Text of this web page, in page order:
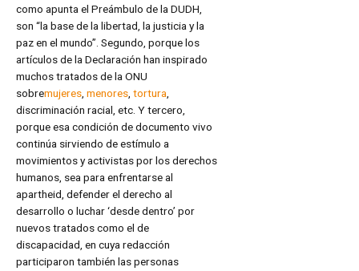
como apunta el Preámbulo de la DUDH,
son “la base de la libertad, la justicia y la
paz en el mundo”. Segundo, porque los
artículos de la Declaración han inspirado
muchos tratados de la ONU
sobremujeres, menores, tortura,
discriminación racial, etc. Y tercero,
porque esa condición de documento vivo
continúa sirviendo de estímulo a
movimientos y activistas por los derechos
humanos, sea para enfrentarse al
apartheid, defender el derecho al
desarrollo o luchar ‘desde dentro’ por
nuevos tratados como el de
discapacidad, en cuya redacción
participaron también las personas